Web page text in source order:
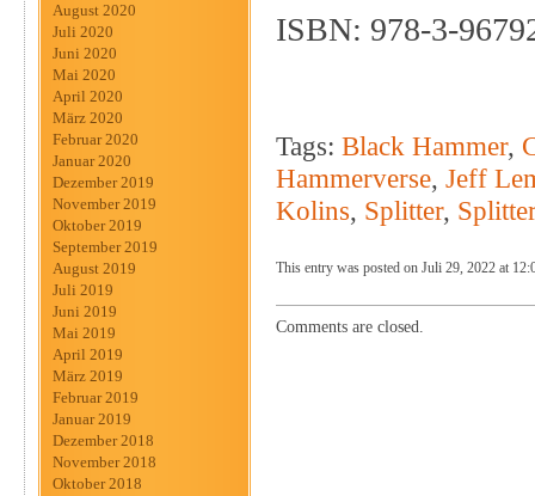
August 2020
Juli 2020
Juni 2020
Mai 2020
April 2020
März 2020
Februar 2020
Januar 2020
Dezember 2019
November 2019
Oktober 2019
September 2019
August 2019
Juli 2019
Juni 2019
Mai 2019
April 2019
März 2019
Februar 2019
Januar 2019
Dezember 2018
November 2018
Oktober 2018
ISBN: 978-3-
Tags: Black Hammer,
Hammerverse, Jeff
Kolins, Splitter,
This entry was posted on Juli 29, 2022 at
Comments are closed.